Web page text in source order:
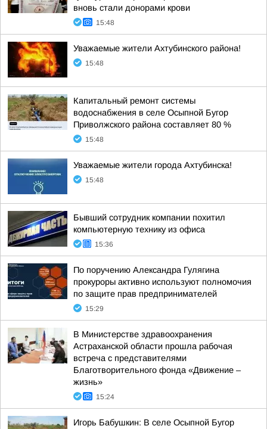
вновь стали донорами крови
15:48
Уважаемые жители Ахтубинского района!
15:48
Капитальный ремонт системы
водоснабжения в селе Осыпной Бугор
Приволжского района составляет 80 %
15:48
Уважаемые жители города Ахтубинска!
15:48
Бывший сотрудник компании похитил
компьютерную технику из офиса
15:36
По поручению Александра Гулягина
прокуроры активно используют полномочия
по защите прав предпринимателей
15:29
В Министерстве здравоохранения
Астраханской области прошла рабочая
встреча с представителями
Благотворительного фонда «Движение –
жизнь»
15:24
Игорь Бабушкин: В селе Осыпной Бугор